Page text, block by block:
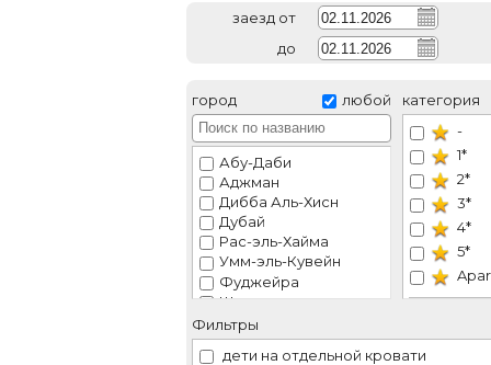
заезд от
до
город любой
Абу-Даби
Аджман
Дибба Аль-Хисн
Дубай
Рас-эль-Хайма
Умм-эль-Кувейн
Фуджейра
Шарджа
Эль-Айн
категория
-
1*
2*
3*
4*
5*
Фильтры
дети на отдельной кровати